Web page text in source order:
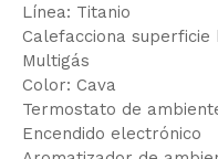
Línea: Titanio
Calefacciona superficie
Multigás
Color: Cava
Termostato de
Encendido electrónico